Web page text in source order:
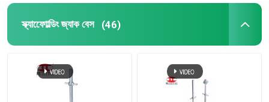
স্ক্যাফোোল্ডিং জ্যাক বেস (46)